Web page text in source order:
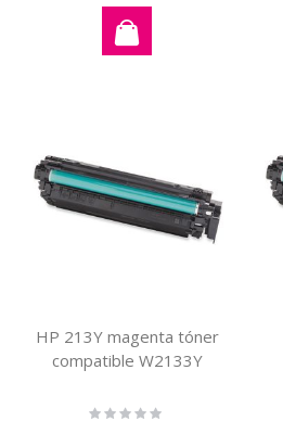
HP 213Y magenta tóner
compatible W2133Y
Rating: